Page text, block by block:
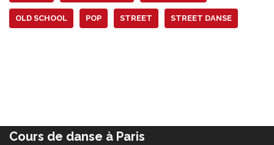
OLD SCHOOL POP STREET STREET DANSE
Cours de danse à Paris